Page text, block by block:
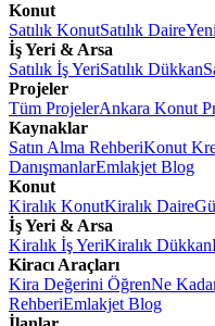
Konut
Satılık KonutSatılık Daire
İş Yeri & Arsa
Satılık İş YeriSatılık Dükkan
Projeler
Tüm ProjelerAnkara Konut
Kaynaklar
Satın Alma RehberiKonut
DanışmanlarEmlakjet Blog
Konut
Kiralık KonutKiralık Daire
İş Yeri & Arsa
Kiralık İş YeriKiralık Dükkan
Kiracı Araçları
Kira Değerini ÖğrenNe
RehberiEmlakjet Blog